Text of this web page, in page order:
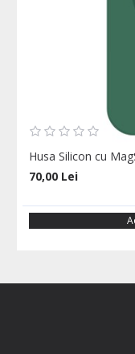
Husa Silicon cu
70,00 Lei